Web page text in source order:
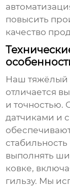
повысить
качество
Наштяжёлый
отличается
и
датчиками и
выполнять
ковке,
гильзу. Мы